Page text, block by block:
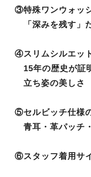
③特殊ワンウォッ
「深みを残す」
④スリムシルエッ
15年の歴史が証
立ち姿の美しさ
⑤セルビッチ仕様
青耳・革パッチ
⑥スタッフ着用サ